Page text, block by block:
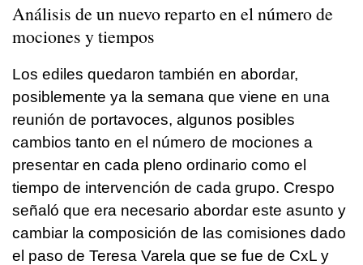
Análisis de un nuevo reparto en el número de
mociones y tiempos
Los ediles quedaron también en abordar,
posiblemente ya la semana que viene en una
reunión de portavoces, algunos posibles
cambios tanto en el número de mociones a
presentar en cada pleno ordinario como el
tiempo de intervención de cada grupo. Crespo
señaló que era necesario abordar este asunto y
cambiar la composición de las comisiones dado
el paso de Teresa Varela que se fue de CxL y